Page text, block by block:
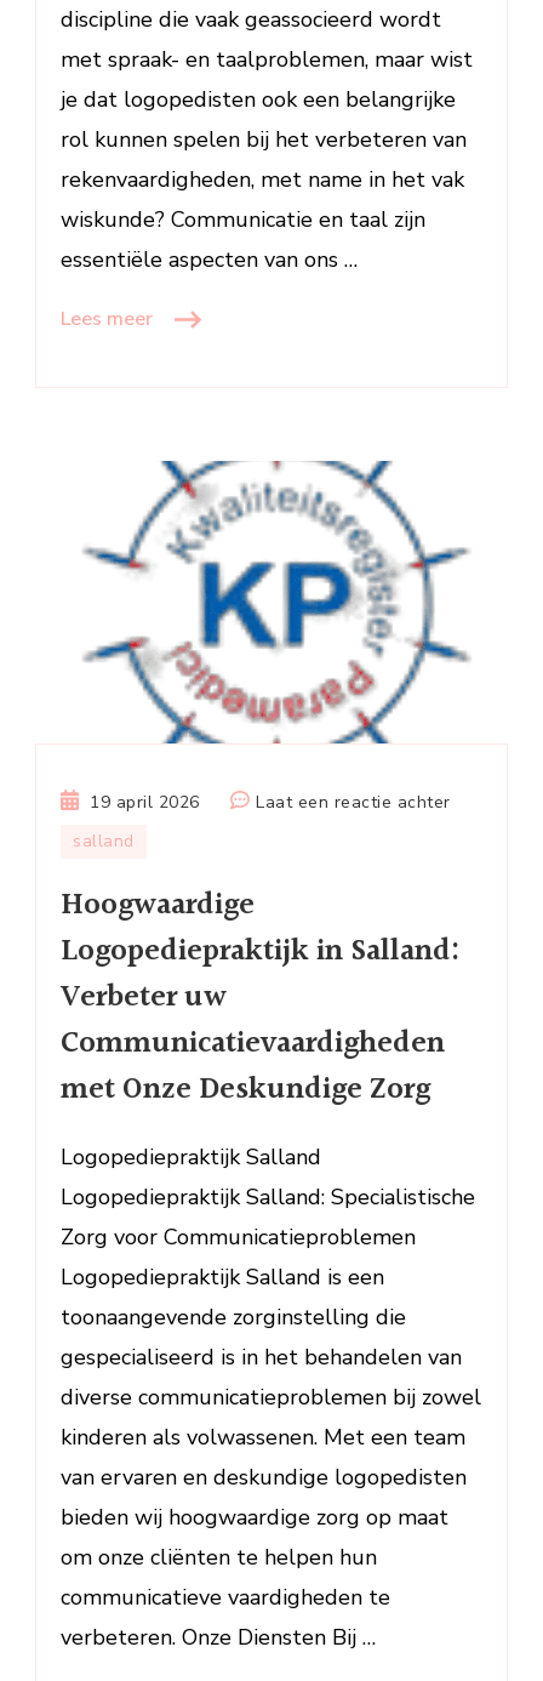
discipline die vaak geassocieerd wordt
met spraak- en taalproblemen, maar wist
je dat logopedisten ook een belangrijke
rol kunnen spelen bij het verbeteren van
rekenvaardigheden, met name in het vak
wiskunde? Communicatie en taal zijn
essentiële aspecten van ons …
Lees meer
19 april 2026 Laat een reactie achterop
Verbeter
salland
Hoogwaardige
Logopediepraktijk in Salland:
Verbeter uw
Communicatievaardigheden
met Onze Deskundige Zorg
Logopediepraktijk Salland
Logopediepraktijk Salland: Specialistische
Zorg voor Communicatieproblemen
Logopediepraktijk Salland is een
toonaangevende zorginstelling die
gespecialiseerd is in het behandelen van
diverse communicatieproblemen bij zowel
kinderen als volwassenen. Met een team
van ervaren en deskundige logopedisten
bieden wij hoogwaardige zorg op maat
om onze cliënten te helpen hun
communicatieve vaardigheden te
verbeteren. Onze Diensten Bij …